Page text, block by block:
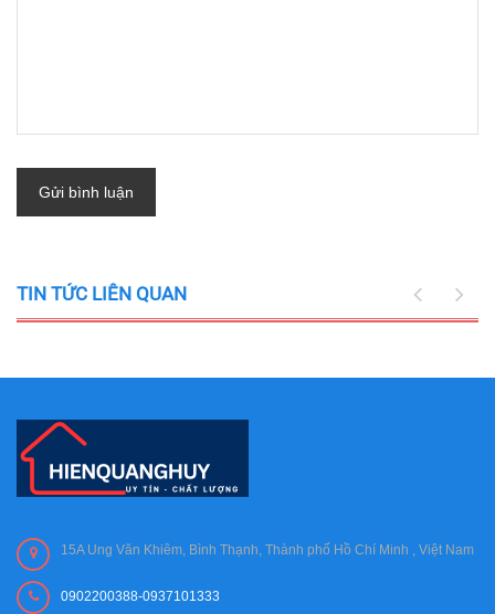
Gửi bình luận
TIN TỨC LIÊN QUAN
15A Ung Văn Khiêm, Bình Thạnh, Thành phố Hồ Chí Minh , Việt Nam
0902200388-0937101333